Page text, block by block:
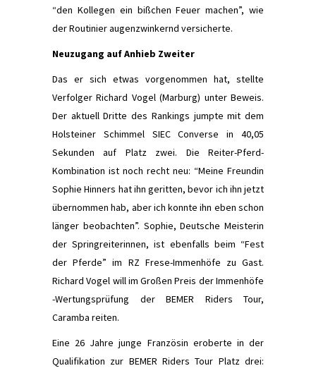
“den Kollegen ein bißchen Feuer machen”, wie
der Routinier augenzwinkernd versicherte.
Neuzugang auf Anhieb Zweiter
Das er sich etwas vorgenommen hat, stellte
Verfolger Richard Vogel (Marburg) unter Beweis.
Der aktuell Dritte des Rankings jumpte mit dem
Holsteiner Schimmel SIEC Converse in 40,05
Sekunden auf Platz zwei. Die Reiter-Pferd-
Kombination ist noch recht neu: “Meine Freundin
Sophie Hinners hat ihn geritten, bevor ich ihn jetzt
übernommen hab, aber ich konnte ihn eben schon
länger beobachten”. Sophie, Deutsche Meisterin
der Springreiterinnen, ist ebenfalls beim “Fest
der Pferde” im RZ Frese-Immenhöfe zu Gast.
Richard Vogel will im Großen Preis der Immenhöfe
-Wertungsprüfung der BEMER Riders Tour,
Caramba reiten.
Eine 26 Jahre junge Französin eroberte in der
Qualiﬁkation zur BEMER Riders Tour Platz drei: